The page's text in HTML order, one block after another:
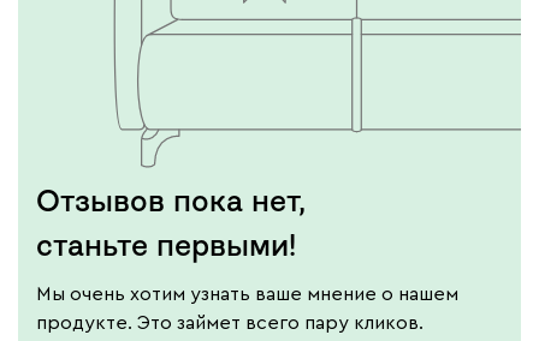
Отзывов пока нет,
станьте первыми!
Мы очень хотим узнать ваше мнение о нашем
продукте. Это займет всего пару кликов.